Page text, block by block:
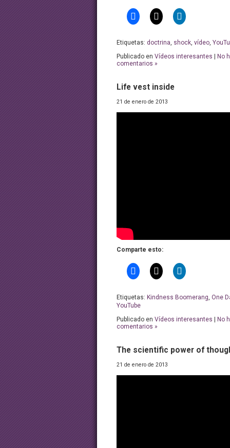
Etiquetas: doctrina, shock, vídeo,
Publicado en Vídeos interesantes
No
comentarios »
Life vest inside
21 de enero de 2013
Comparte esto:
Etiquetas: Kindness Boomerang, One
YouTube
Publicado en Vídeos interesantes
No
comentarios »
The scientific power of
21 de enero de 2013